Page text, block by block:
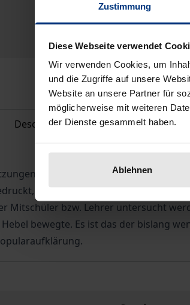
Zustimmung
Diese Webseite verwendet
Wir verwenden Cookies, um
und die Zugriffe auf unsere
Website an unsere Partner für
möglicherweise mit weiteren
der Dienste gesammelt haben.
Ablehnen
Description
Kommentaren und
die der junge Hebel 1776/77 in
Mitschüler bzw. Lehrer untersucht
bewegte. Es ist das der bislang